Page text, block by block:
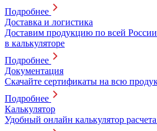
Подробнее
Доставка и логистика
Доставим продукцию по всей
в калькуляторе
Подробнее
Документация
Скачайте сертификаты на всю
Подробнее
Калькулятор
Удобный онлайн калькулятор